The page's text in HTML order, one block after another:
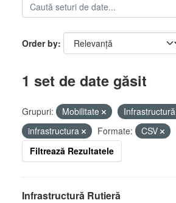
Order by
1 set de date găsit
Grupuri: Mobilitate Infrastructură
infrastructura
Formate:
CSV
Filtrează Rezultatele
Infrastructură Rutieră